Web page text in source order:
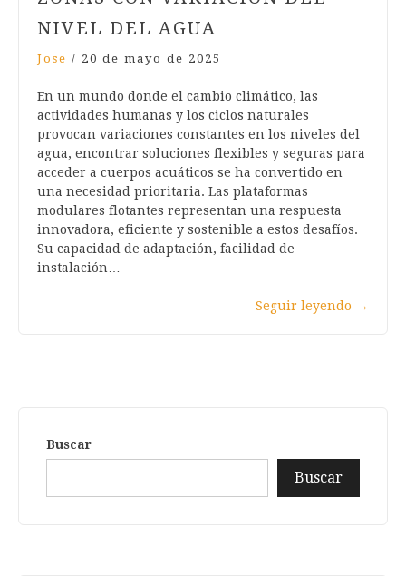
NIVEL DEL AGUA
Jose / 20 de mayo de 2025
En un mundo donde el cambio climático, las
actividades humanas y los ciclos naturales
provocan variaciones constantes en los niveles del
agua, encontrar soluciones flexibles y seguras para
acceder a cuerpos acuáticos se ha convertido en
una necesidad prioritaria. Las plataformas
modulares flotantes representan una respuesta
innovadora, eficiente y sostenible a estos desafíos.
Su capacidad de adaptación, facilidad de
instalación…
Seguir leyendo →
Buscar
Buscar